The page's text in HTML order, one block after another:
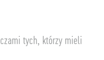
tych, którzy mieli